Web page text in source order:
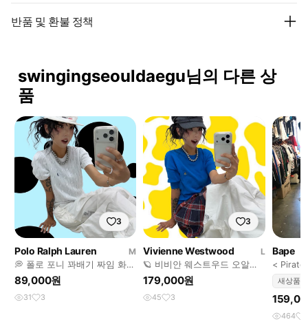
반품 및 환불 정책
swingingseouldaegu님의 다른 상
품
3
Polo Ralph Lauren
M
💭 폴로 포니 꽈배기 짜임 화이
트 반팔 니트 💭
89,000원
31 3
3
Vivienne Westwood
L
🪐 비비안 웨스트우드 오알비
반팔 니트 탑 🪐
179,000원
45 3
Bape
< Pirate
shirt >
새상품
464